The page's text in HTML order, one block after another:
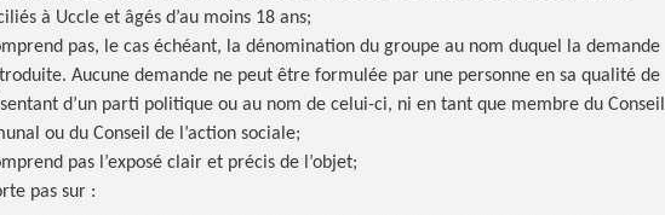
à Uccle et âgés d’au moins 18 ans;
pas, le cas échéant, la dénomination du groupe au nom duquel la demande
Aucune demande ne peut être formulée par une personne en sa qualité de
d’un parti politique ou au nom de celui-ci, ni en tant que membre du Conseil
ou du Conseil de l’action sociale;
pas l’exposé clair et précis de l’objet;
pas sur :